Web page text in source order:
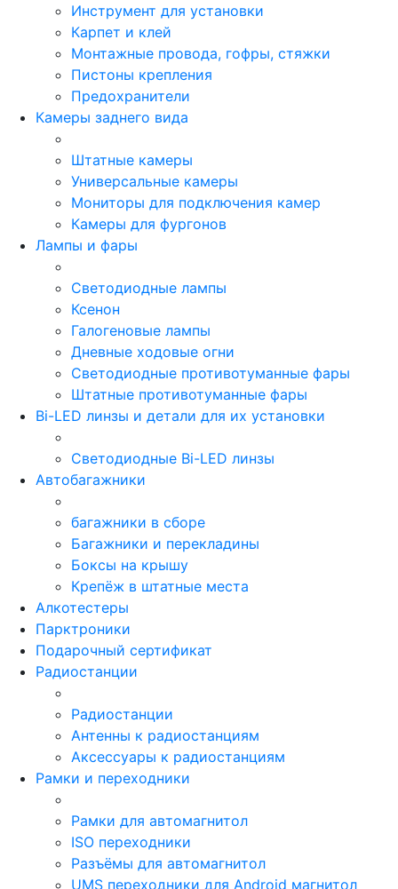
Инструмент для установки
Карпет и клей
Монтажные провода, гофры, стяжки
Пистоны крепления
Предохранители
Камеры заднего вида
Штатные камеры
Универсальные камеры
Мониторы для подключения камер
Камеры для фургонов
Лампы и фары
Светодиодные лампы
Ксенон
Галогеновые лампы
Дневные ходовые огни
Светодиодные противотуманные фары
Штатные противотуманные фары
Bi-LED линзы и детали для их установки
Светодиодные Bi-LED линзы
Автобагажники
багажники в сборе
Багажники и перекладины
Боксы на крышу
Крепёж в штатные места
Алкотестеры
Парктроники
Подарочный сертификат
Радиостанции
Радиостанции
Антенны к радиостанциям
Аксессуары к радиостанциям
Рамки и переходники
Рамки для автомагнитол
ISO переходники
Разъёмы для автомагнитол
UMS переходники для Android магнитол